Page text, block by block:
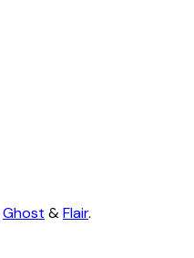
Ghost &Flair.